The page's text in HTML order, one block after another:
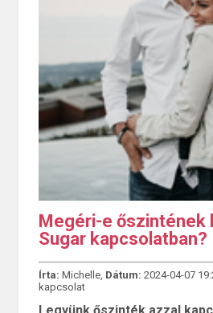
Megéri-e őszintének
Sugar kapcsolatban?
Írta: Michelle, Dátum: 2024-04-07
kapcsolat